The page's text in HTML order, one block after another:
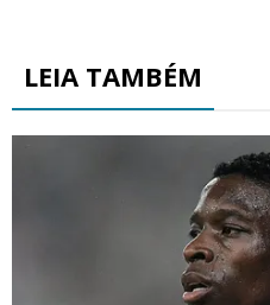
LEIA TAMBÉM